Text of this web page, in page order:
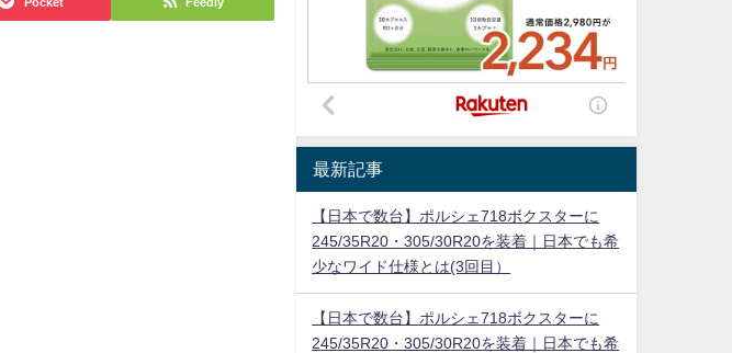
最新記事
【日本で数台】ポルシェ718ボクスターに
245/35R20・305/30R20を装着｜日本でも希
少なワイド仕様とは(3回目）
【日本で数台】ポルシェ718ボクスターに
245/35R20・305/30R20を装着｜日本でも希